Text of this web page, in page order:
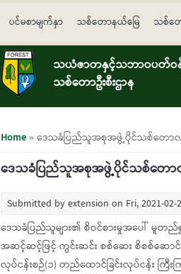
ပင်မစာမျက်နှာ သစ်တောနယ်မြေ သစ်တ
သယံဇာတနှင့်သဘာဝပတ်ဝန်း
သစ်တောဦးစီးဌာန
You are here
Home» ဒေသခံပြည်သူအစုအဖွဲ့ပိုင်သစ်တော
ဒေသခံပြည်သူအစုအဖွဲ့ပိုင်သစ်တေ
Submitted byextension on Fri, 2021-02-
ဒေသခံပြည်သူများ၏ စိဝင်စားမှုအပေါ် မူ
အဆင့်ဆင့်ဖြင့် ကွင်းဆင်း စစ်ဆေး စိစစ်ဆော
လုပ်ငန်းစဉ်(၁) တည်ထောင်ခြင်းလုပ်ငန်း ကြီ